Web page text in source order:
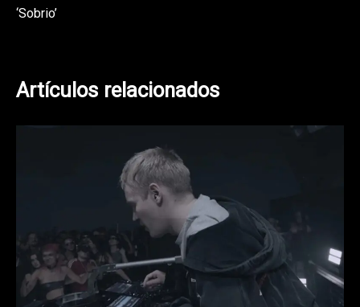
entradas
‘Sobrio’
Artículos relacionados